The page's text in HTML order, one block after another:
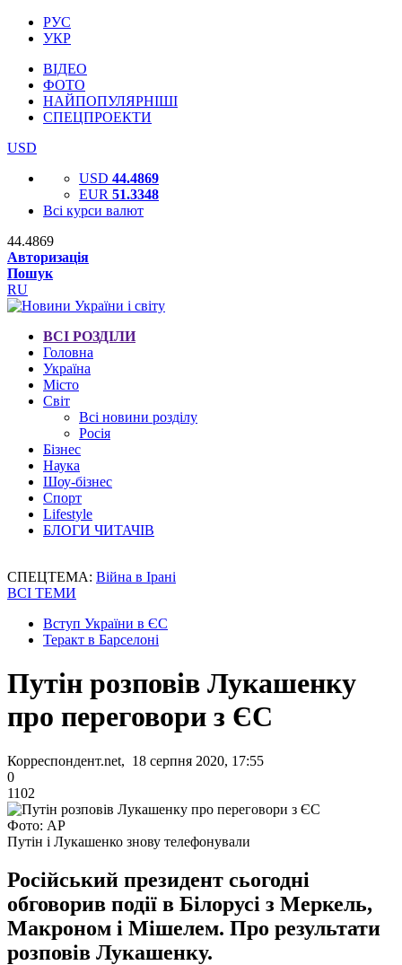
РУС
УКР
ВІДЕО
ФОТО
НАЙПОПУЛЯРНІШІ
СПЕЦПРОЕКТИ
USD
USD 44.4869
EUR 51.3348
Всі курси валют
44.4869
Авторизація
Пошук
RU
ВСІ РОЗДІЛИ
Головна
Україна
Місто
Світ
Всі новини розділу
Росія
Бізнес
Наука
Шоу-бізнес
Спорт
Lifestyle
БЛОГИ ЧИТАЧІВ
СПЕЦТЕМА: Війна в Ірані
ВСІ ТЕМИ
Вступ України в ЄС
Теракт в Барселоні
Путін розповів Лукашенку
про переговори з ЄС
Корреспондент.net, 18 серпня 2020, 17:55
0
1102
Фото: AP
Путін і Лукашенко знову телефонували
Російський президент сьогодні
обговорив події в Білорусі з Меркель,
Макроном і Мішелем. Про результати
розповів Лукашенку.